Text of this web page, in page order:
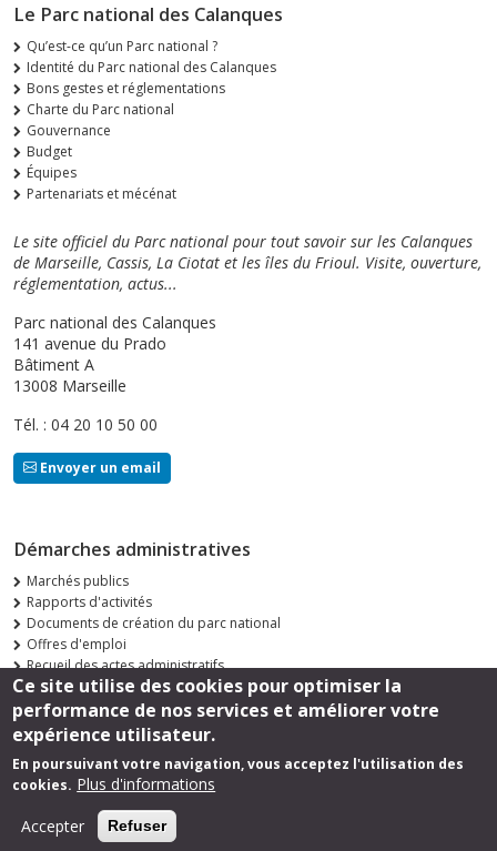
Le Parc national des Calanques
Qu’est-ce qu’un Parc national ?
Identité du Parc national des Calanques
Bons gestes et réglementations
Charte du Parc national
Gouvernance
Budget
Équipes
Partenariats et mécénat
Le site officiel du Parc national pour tout savoir sur les Calanques
de Marseille, Cassis, La Ciotat et les îles du Frioul. Visite, ouverture,
réglementation, actus...
Parc national des Calanques
141 avenue du Prado
Bâtiment A
13008 Marseille
Tél. : 04 20 10 50 00
Envoyer un email
Démarches administratives
Marchés publics
Rapports d'activités
Documents de création du parc national
Offres d'emploi
Recueil des actes administratifs
Consultations publiques
Suivez-nous
Ce site utilise des cookies pour optimiser la
performance de nos services et améliorer votre
expérience utilisateur.
En poursuivant votre navigation, vous acceptez l'utilisation des
cookies. Plus d'informations
Accepter
Refuser